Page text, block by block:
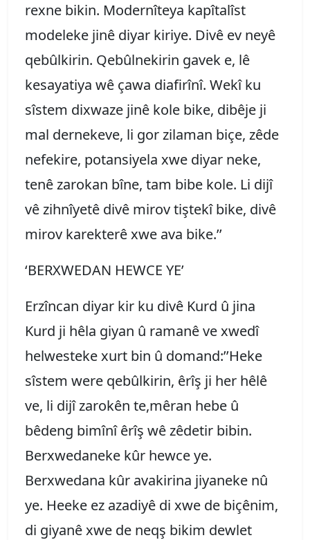
rexne bikin. Modernîteya kapîtalîst
modeleke jinê diyar kiriye. Divê ev neyê
qebûlkirin. Qebûlnekirin gavek e, lê
kesayatiya wê çawa diafirînî. Wekî ku
sîstem dixwaze jinê kole bike, dibêje ji
mal dernekeve, li gor zilaman biçe, zêde
nefekire, potansiyela xwe diyar neke,
tenê zarokan bîne, tam bibe kole. Li dijî
vê zihnîyetê divê mirov tiştekî bike, divê
mirov karekterê xwe ava bike.’’
‘BERXWEDAN HEWCE YE’
Erzîncan diyar kir ku divê Kurd û jina
Kurd ji hêla giyan û ramanê ve xwedî
helwesteke xurt bin û domand:’’Heke
sîstem were qebûlkirin, êrîş ji her hêlê
ve, li dijî zarokên te,mêran hebe û
bêdeng bimînî êrîş wê zêdetir bibin.
Berxwedaneke kûr hewce ye.
Berxwedana kûr avakirina jiyaneke nû
ye. Heeke ez azadiyê di xwe de biçênim,
di giyanê xwe de neqş bikim dewlet